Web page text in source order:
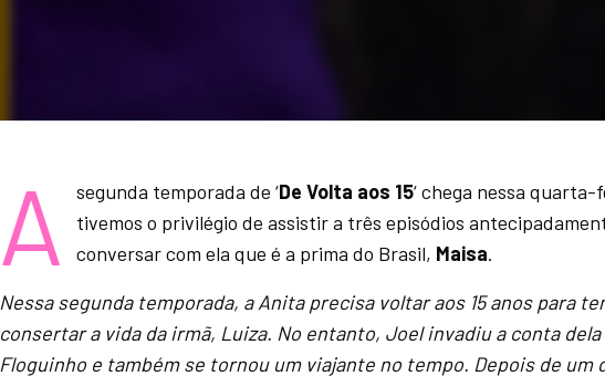
A segunda temporada de ‘De Volta aos 15‘ chega nessa quarta-
tivemos o privilégio de assistir a três episódios
conversar com ela que é a prima do Brasil, Maisa.
Nessa segunda temporada, a Anita precisa voltar aos 15 anos para
consertar a vida da irmã, Luiza. No entanto, Joel invadiu a conta dela
Floguinho e também se tornou um viajante no tempo. Depois de um